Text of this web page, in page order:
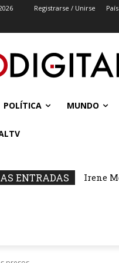
Registrarse / Unirse País
POLÍTICA MUNDO
ENTRADAS Irene